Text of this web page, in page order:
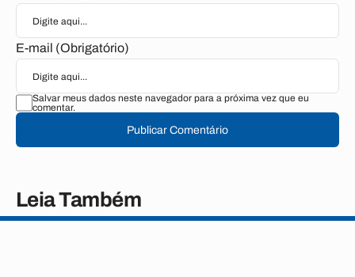
E-mail (Obrigatório)
Salvar meus dados neste navegador para a próxima vez que eu
comentar.
Publicar Comentário
Leia Também